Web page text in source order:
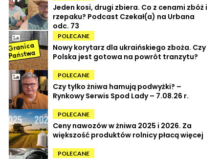
Jeden kosi, drugi zbiera. Co z cenami zbóż i
rzepaku? Podcast Czekał(a) na Urbana
odc. 73
POLECANE
Nowy korytarz dla ukraińskiego zboża. Czy
Polska jest gotowa na powrót tranzytu?
POLECANE
Czy tylko żniwa hamują podwyżki? –
Rynkowy Serwis Spod Lady – 7.08.26 r.
POLECANE
Ceny nawozów w żniwa 2025 i 2026. Za
większość produktów rolnicy płacą więcej
POLECANE